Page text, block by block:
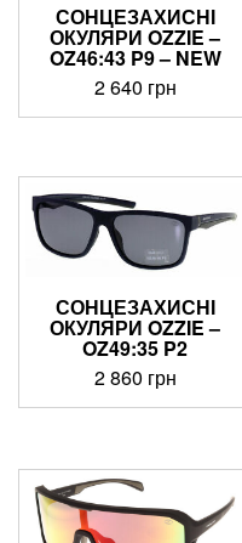
СОНЦЕЗАХИСНІ
ОКУЛЯРИ OZZIE –
OZ46:43 P9 – NEW
2 640 грн
СОНЦЕЗАХИСНІ
ОКУЛЯРИ OZZIE –
OZ49:35 P2
2 860 грн